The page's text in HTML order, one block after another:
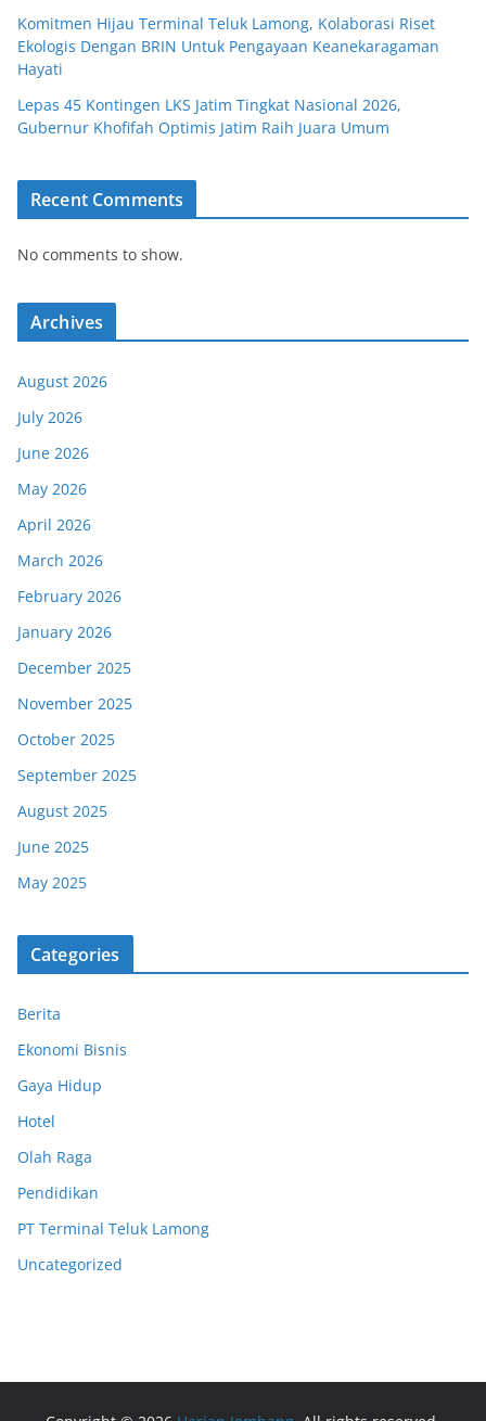
Komitmen Hijau Terminal Teluk Lamong, Kolaborasi Riset
Ekologis Dengan BRIN Untuk Pengayaan Keanekaragaman
Hayati
Lepas 45 Kontingen LKS Jatim Tingkat Nasional 2026,
Gubernur Khofifah Optimis Jatim Raih Juara Umum
Recent Comments
No comments to show.
Archives
August 2026
July 2026
June 2026
May 2026
April 2026
March 2026
February 2026
January 2026
December 2025
November 2025
October 2025
September 2025
August 2025
June 2025
May 2025
Categories
Berita
Ekonomi Bisnis
Gaya Hidup
Hotel
Olah Raga
Pendidikan
PT Terminal Teluk Lamong
Uncategorized